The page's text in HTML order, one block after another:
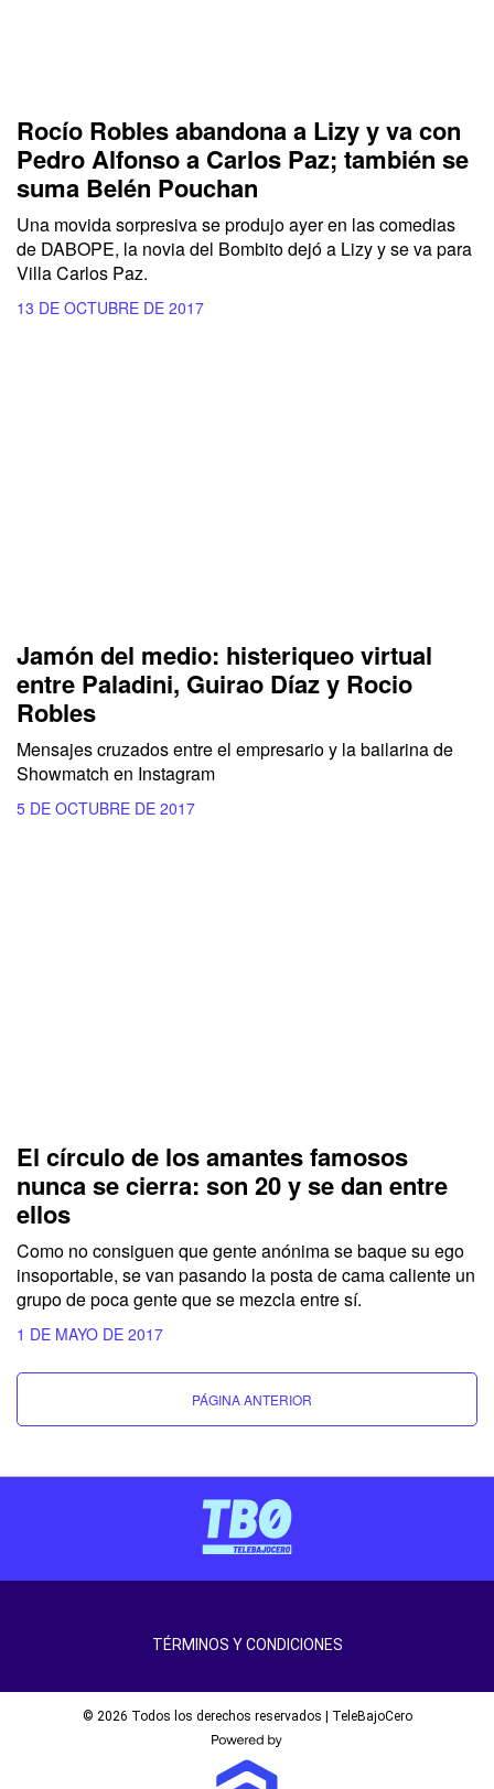
Rocío Robles abandona a Lizy y va con
Pedro Alfonso a Carlos Paz; también se
suma Belén Pouchan
Una movida sorpresiva se produjo ayer en las comedias
de DABOPE, la novia del Bombito dejó a Lizy y se va para
Villa Carlos Paz.
13 DE OCTUBRE DE 2017
Jamón del medio: histeriqueo virtual
entre Paladini, Guirao Díaz y Rocio
Robles
Mensajes cruzados entre el empresario y la bailarina de
Showmatch en Instagram
5 DE OCTUBRE DE 2017
El círculo de los amantes famosos
nunca se cierra: son 20 y se dan entre
ellos
Como no consiguen que gente anónima se baque su ego
insoportable, se van pasando la posta de cama caliente un
grupo de poca gente que se mezcla entre sí.
1 DE MAYO DE 2017
PÁGINA ANTERIOR
TÉRMINOS Y CONDICIONES
© 2026 Todos los derechos reservados | TeleBajoCero